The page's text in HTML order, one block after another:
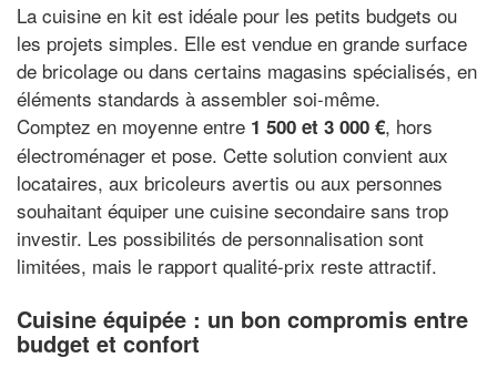
La cuisine en kit est idéale pour les petits budgets ou
les projets simples. Elle est vendue en grande surface
de bricolage ou dans certains magasins spécialisés, en
éléments standards à assembler soi-même.
Comptez en moyenne entre 1 500 et 3 000 €, hors
électroménager et pose. Cette solution convient aux
locataires, aux bricoleurs avertis ou aux personnes
souhaitant équiper une cuisine secondaire sans trop
investir. Les possibilités de personnalisation sont
limitées, mais le rapport qualité-prix reste attractif.
Cuisine équipée : un bon compromis entre
budget et confort